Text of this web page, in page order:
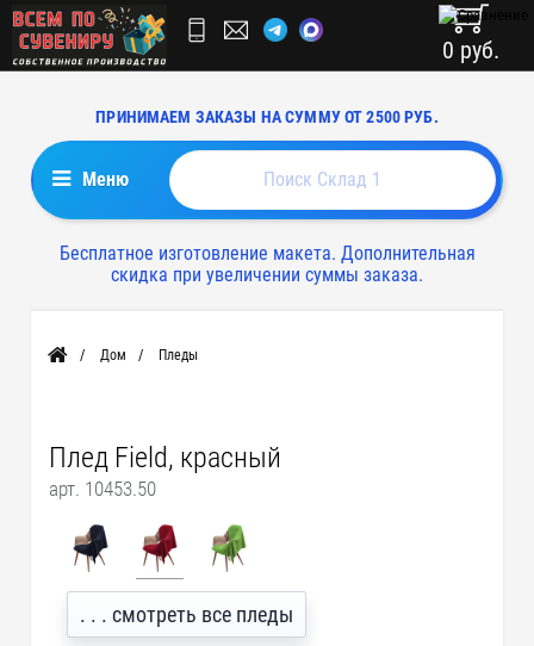
ПРИНИМАЕМ ЗАКАЗЫ НА СУММУ ОТ 2500 РУБ.
0 руб.
Меню
Бесплатное изготовление макета. Дополнительная
скидка при увеличении суммы заказа.
Главная Дом Пледы
Плед Field, красный
арт. 10453.50
. . . смотреть все пледы